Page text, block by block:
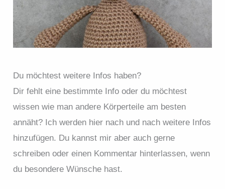
Du möchtest weitere Infos haben?
Dir fehlt eine bestimmte Info oder du möchtest
wissen wie man andere Körperteile am besten
annäht? Ich werden hier nach und nach weitere Infos
hinzufügen. Du kannst mir aber auch gerne
schreiben oder einen Kommentar hinterlassen, wenn
du besondere Wünsche hast.